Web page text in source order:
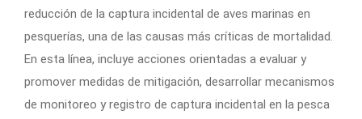
reducción de la captura incidental de aves marinas en
pesquerías, una de las causas más críticas de mortalidad.
En esta línea, incluye acciones orientadas a evaluar y
promover medidas de mitigación, desarrollar mecanismos
de monitoreo y registro de captura incidental en la pesca